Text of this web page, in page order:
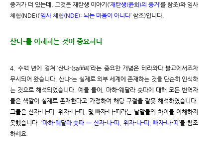
증거가 더 있는데, 그것은 재탄생 이야기(‘재탄생(윤회)의 증거’를 참조)와 임사
체험(NDE)(‘임사 체험(NDE): 뇌는 마음이 아니다’ 참조)입니다.
산냐-를 이해하는 것이 중요하다
4. 수백 년에 걸쳐 ‘산냐-(saññā)’라는 중요한 개념은 테라와다 불교에서조차
무시되어 왔습니다. 산냐-는 실제로 외부 세계에 존재하는 것을 단순히 인식하
는 것으로 해석되었습니다. 예를 들어, 마하-웨달라 숫따에 대해 모든 번역자
들은 색깔이 실제로 존재한다고 가정하여 해당 구절을 잘못 해석하였습니다.
그들은 산자-나-띠, 위자-나-띠, 및 빠자-나-띠라는 낱말들의 차이를 이해하지
못했습니다. ‘마하-웨달라 숫따 ㅡ 산자-나-띠, 위자-나-띠, 빠자-나-띠’를 참조
하세요.